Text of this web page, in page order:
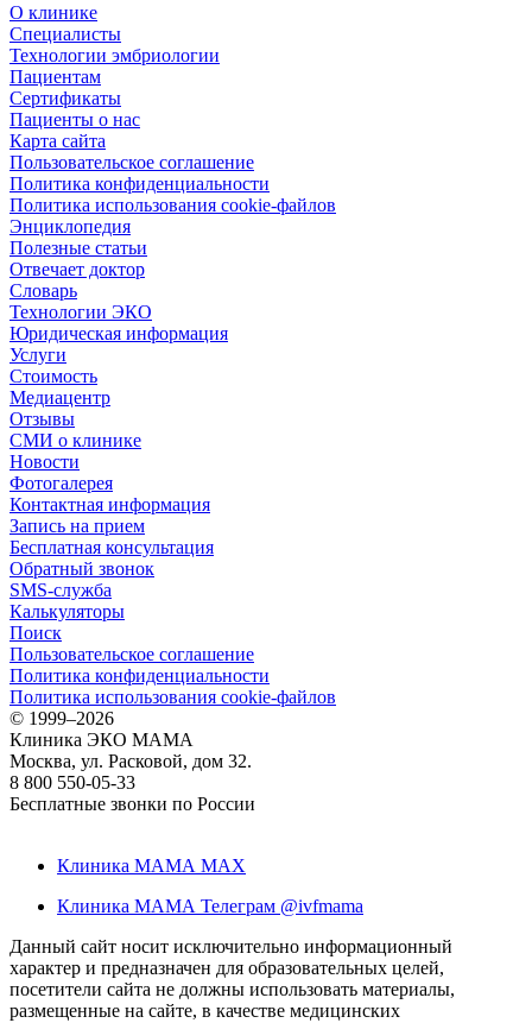
О клинике
Специалисты
Технологии эмбриологии
Пациентам
Сертификаты
Пациенты о нас
Карта сайта
Пользовательское соглашение
Политика конфиденциальности
Политика использования cookie-файлов
Энциклопедия
Полезные статьи
Отвечает доктор
Словарь
Технологии ЭКО
Юридическая информация
Услуги
Стоимость
Медиацентр
Отзывы
СМИ о клинике
Новости
Фотогалерея
Контактная информация
Запись на прием
Бесплатная консультация
Обратный звонок
SMS-служба
Калькуляторы
Поиск
Пользовательское соглашение
Политика конфиденциальности
Политика использования cookie-файлов
© 1999–2026
Клиника ЭКО МАМА
Москва, ул. Расковой, дом 32.
8 800 550-05-33
Бесплатные звонки по России
Клиника МАМА MAX
Клиника МАМА Телеграм @ivfmama
Данный сайт носит исключительно информационный
характер и предназначен для образовательных целей,
посетители сайта не должны использовать материалы,
размещенные на сайте, в качестве медицинских